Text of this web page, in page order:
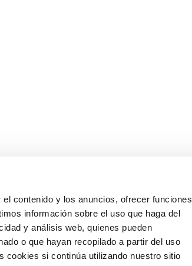
contenido y los anuncios, ofrecer funciones
información sobre el uso que haga del
y análisis web, quienes pueden
o que hayan recopilado a partir del uso
cookies si continúa utilizando nuestro sitio